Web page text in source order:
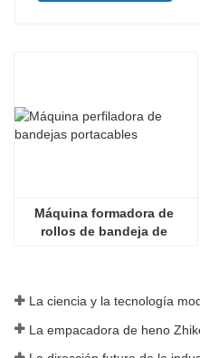
Máquina formadora de
rollos de bandeja de